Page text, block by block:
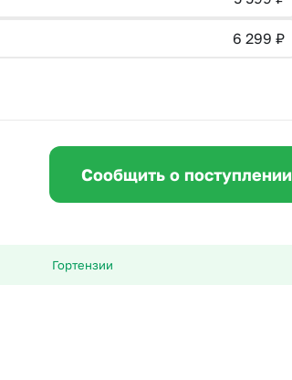
6 299 ₽
Сообщить о поступлении
Гортензии